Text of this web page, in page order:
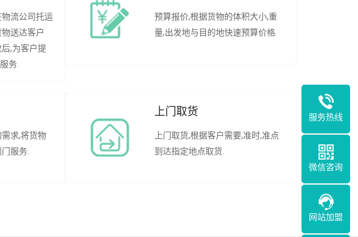
流公司托运
送达客户
,为客户提
务.
预算报价,根据货物的体积大小,重
量,出发地与目的地快速预算价格.
求,将货物
服务.
上门取货
上门取货,根据客户需要,准时,准点
到达指定地点取货.
服务热线
微信咨询
网站加盟